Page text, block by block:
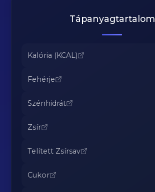
Tápanyagtartalom
Kalória (KCAL)
Fehérje
Szénhidrát
Zsír
Telített Zsírsav
Cukor